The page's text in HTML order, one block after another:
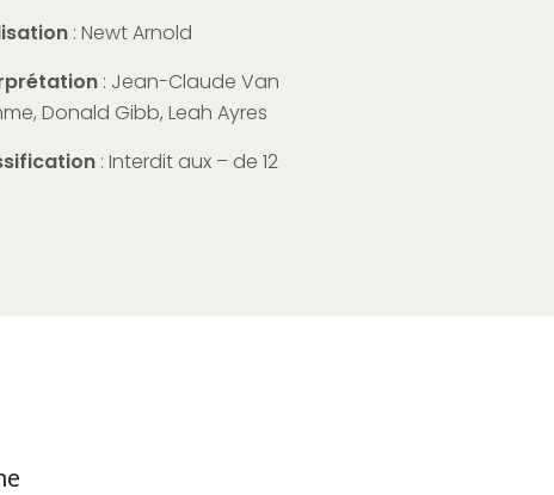
: Newt Arnold
: Jean-Claude Van
Donald Gibb, Leah Ayres
: Interdit aux – de 12